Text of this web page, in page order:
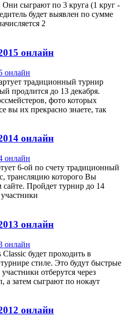
Они сыграют по 3 круга (1 круг -
будет выявлен по сумме
2
онлайн
традиционный турнир
продлится до 13 декабря.
фото которых
вы их прекрасно знаете, так
онлайн
6-ой по счету традиционный
трансляцию которого Вы
Пройдет турнир до 14
онлайн
будет проходить в
стиле. Это будут быстрые
отберутся через
а затем сыграют по нокаут
онлайн